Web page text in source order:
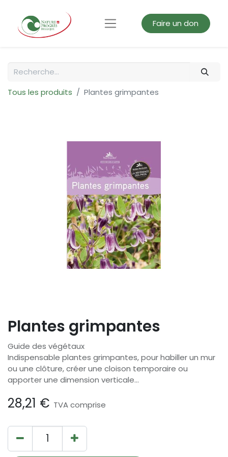
Faire un don
Tous les produits Plantes grimpantes
Plantes grimpantes
Guide des végétaux
Indispensable plantes grimpantes, pour habiller un mur
ou une clôture, créer une cloison temporaire ou
apporter une dimension verticale…
28,21 € TVA comprise